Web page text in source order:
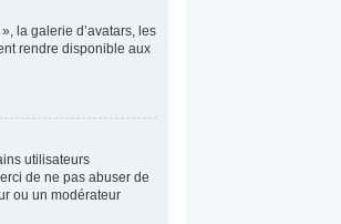
la galerie d’avatars, les
rendre disponible aux
utilisateurs
de ne pas abuser de
ou un modérateur